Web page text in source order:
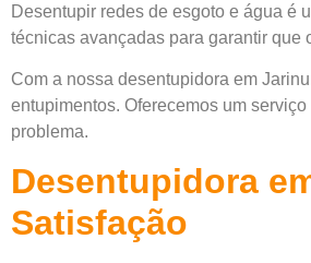
Desentupir redes de esgoto e água é
técnicas avançadas para garantir que
Com a nossa desentupidora em
entupimentos. Oferecemos um
problema.
Desentupidora
Satisfação